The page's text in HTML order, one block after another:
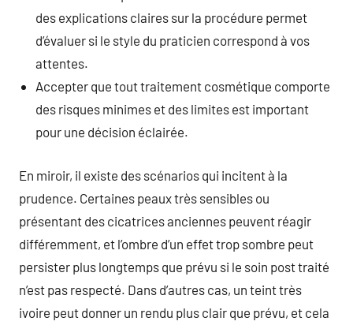
des explications claires sur la procédure permet
d’évaluer si le style du praticien correspond à vos
attentes.
Accepter que tout traitement cosmétique comporte
des risques minimes et des limites est important
pour une décision éclairée.
En miroir, il existe des scénarios qui incitent à la
prudence. Certaines peaux très sensibles ou
présentant des cicatrices anciennes peuvent réagir
différemment, et l’ombre d’un effet trop sombre peut
persister plus longtemps que prévu si le soin post traité
n’est pas respecté. Dans d’autres cas, un teint très
ivoire peut donner un rendu plus clair que prévu, et cela